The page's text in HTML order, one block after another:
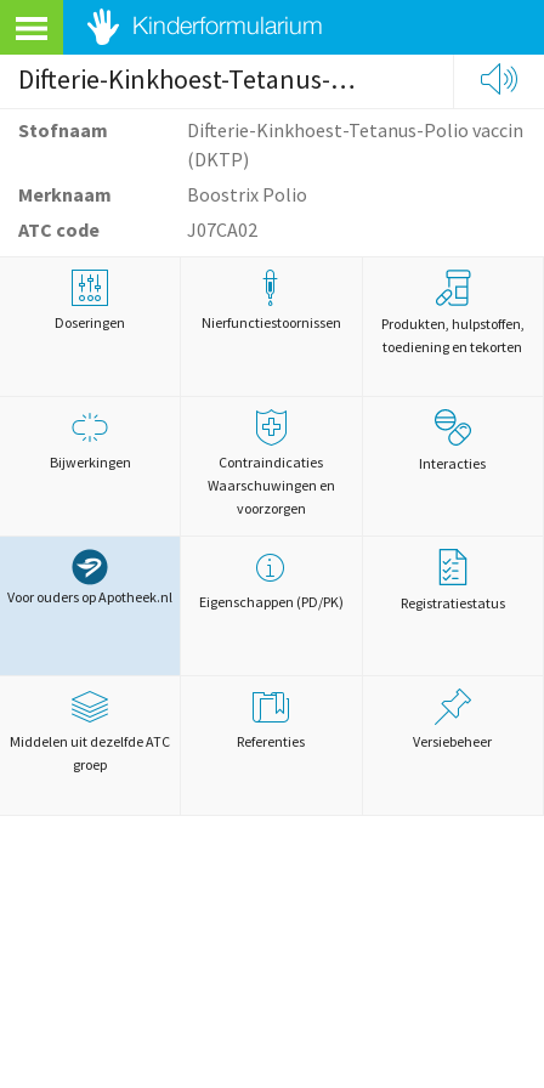
Difterie-Kinkhoest-Tetanus-Polio vaccin (DKTP)
Stofnaam
Difterie-Kinkhoest-Tetanus-Polio vaccin
(DKTP)
Merknaam
Boostrix Polio
ATC code
J07CA02
Doseringen Nierfunctiestoornissen
Produkten, hulpstoffen,
toediening en tekorten
Bijwerkingen
Contraindicaties
Waarschuwingen en
voorzorgen
Interacties
Voor ouders op Apotheek.nl Eigenschappen (PD/PK) Registratiestatus
Middelen uit dezelfde ATC
groep
Referenties Versiebeheer